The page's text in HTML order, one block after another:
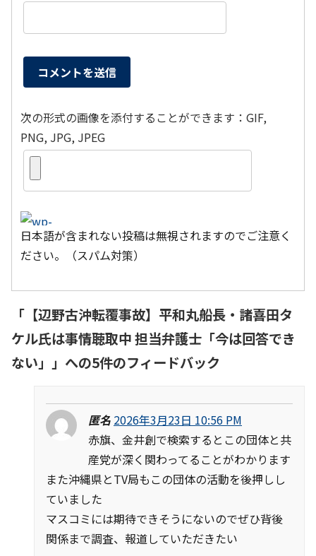
次の形式の画像を添付することができます：GIF,
PNG, JPG, JPEG
日本語が含まれない投稿は無視されますのでご注意く
ださい。（スパム対策）
「 【辺野古沖転覆事故】平和丸船長・諸喜田タ
ケル氏は事情聴取中 担当弁護士「今は回答でき
ない」 」への5件のフィードバック
匿名 2026年3月23日 10:56 PM
赤旗、金井創で検索するとこの団体と共
産党が深く関わってることがわかります
また沖縄県とTV局もこの団体の活動を後押しし
ていました
マスコミには期待できそうにないのでぜひ背後
関係まで調査、報道していただきたい